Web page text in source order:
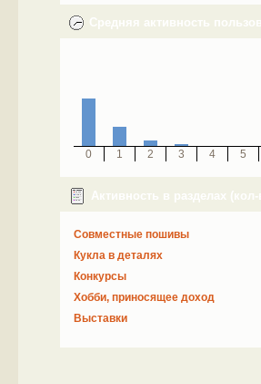
Средняя активность
0 1 2 3 4 5
Активность в разделах
Совместные пошивы
Кукла в деталях
Конкурсы
Хобби, приносящее доход
Выставки